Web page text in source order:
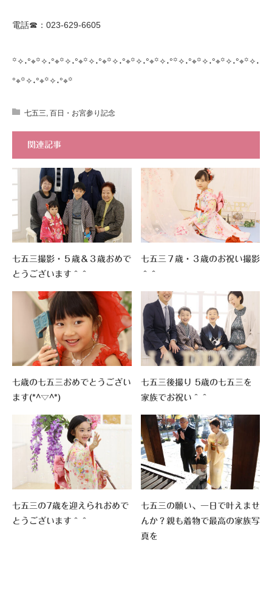
電話☎：023-629-6605
꙳✧˖°⌖꙳✧˖°⌖꙳✧˖°⌖꙳✧˖°⌖꙳✧˖°⌖꙳✧˖°⌖꙳✧˖°꙳✧˖°⌖꙳✧˖°⌖꙳✧˖°⌖꙳✧˖
°⌖꙳✧˖°⌖꙳✧˖°⌖꙳
七五三, 百日・お宮参り記念
関連記事
七五三撮影・５歳＆３歳おめで
とうございます＾＾
七五三７歳・３歳のお祝い撮影
＾＾
七歳の七五三おめでとうござい
ます(*^▽^*)
七五三後撮り 5歳の七五三を
家族でお祝い＾＾
七五三の7歳を迎えられおめで
とうございます＾＾
七五三の願い、一日で叶えませ
んか？親も着物で最高の家族写
真を